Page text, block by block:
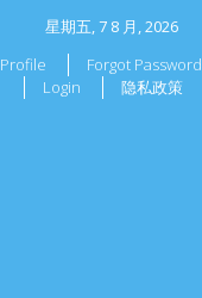
星期五, 7 8 月, 2026
Profile Forgot Password
Login
隐私政策